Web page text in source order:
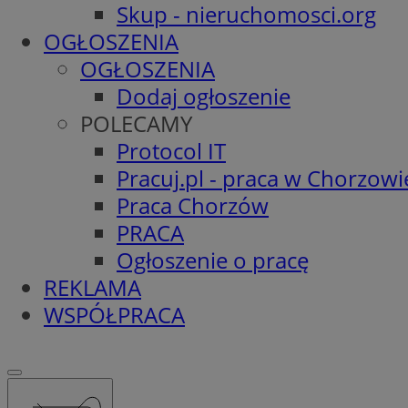
Skup - nieruchomosci.org
OGŁOSZENIA
OGŁOSZENIA
Dodaj ogłoszenie
POLECAMY
Protocol IT
Pracuj.pl - praca w
Praca Chorzów
PRACA
Ogłoszenie o pracę
REKLAMA
WSPÓŁPRACA